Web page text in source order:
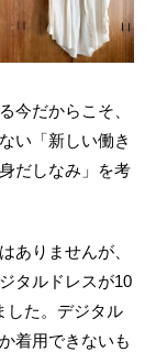
今だからこそ、
い「新しい働き
だしなみ」を考
ありませんが、
タルドレスが10
した。デジタル
着用できないも